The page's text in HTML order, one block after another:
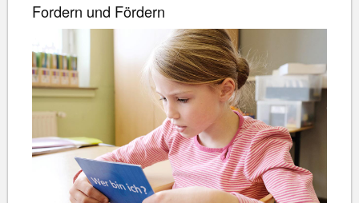
Fordern und Fördern